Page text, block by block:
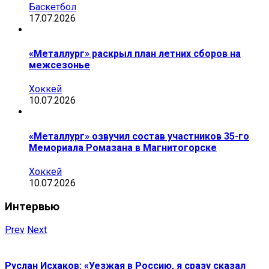
Баскетбол
17.07.2026
«Металлург» раскрыл план летних сборов на
межсезонье
Хоккей
10.07.2026
«Металлург» озвучил состав участников 35-го
Мемориала Ромазана в Магнитогорске
Хоккей
10.07.2026
Интервью
Prev Next
Руслан Исхаков: «Уезжая в Россию, я сразу сказал